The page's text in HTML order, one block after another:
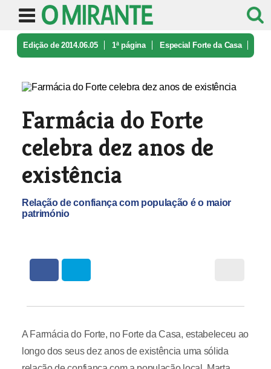
Edição de 2014.06.05 1ª página Especial Forte da Casa
Farmácia do Forte
celebra dez anos de
existência
Relação de confiança com população é o maior
património
A Farmácia do Forte, no Forte da Casa, estabeleceu ao
longo dos seus dez anos de existência uma sólida